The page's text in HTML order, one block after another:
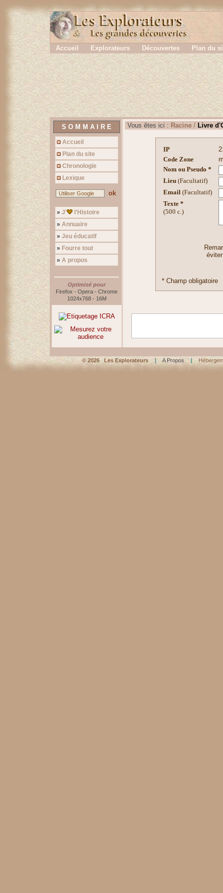
Ce site
En continuant a naviguer, vous nous autorisez a
Accueil Explorateurs Découvertes Plan du
S O M M A I R E
Accueil
Plan du site
Chronologie
Lexique
ok
» J'
l'Histoire
» Annuaire
» Jeu éducatif
» Fourre tout
» A propos
Optimisé pour
Firefox - Opera - Chrome
1024x768 - 16M
Vous êtes ici : Racine / Livre
IP
Code Zone
Nom ou Pseudo *
Lieu (Facultatif)
Email (Facultatif)
Texte *
(500 c.)
* Champ obligatoire
© 2026 Les Explorateurs | A Propos |